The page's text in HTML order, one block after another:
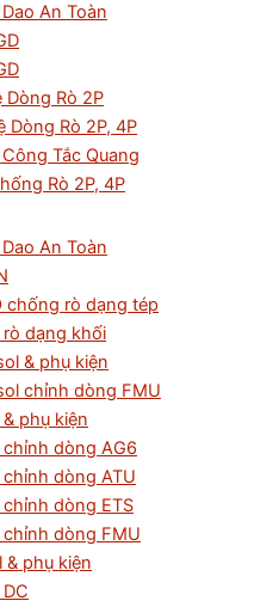
An Toàn
Dòng Rò 2P
Dòng Rò 2P, 4P
Tắc Quang
Rò 2P, 4P
An Toàn
chống rò dạng tép
rò dạng khối
& phụ kiện
chỉnh dòng FMU
phụ kiện
chỉnh dòng AG6
chỉnh dòng ATU
chỉnh dòng ETS
chỉnh dòng FMU
& phụ kiện